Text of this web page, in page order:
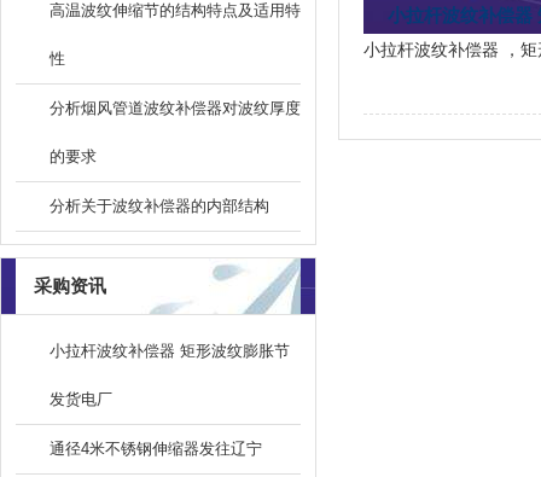
小拉杆波纹补偿器
小拉杆波纹补偿器 ，
高温波纹伸缩节的结构特点及适用特
性
分析烟风管道波纹补偿器对波纹厚度
的要求
分析关于波纹补偿器的内部结构
采购资讯
小拉杆波纹补偿器 矩形波纹膨胀节
发货电厂
通径4米不锈钢伸缩器发往辽宁